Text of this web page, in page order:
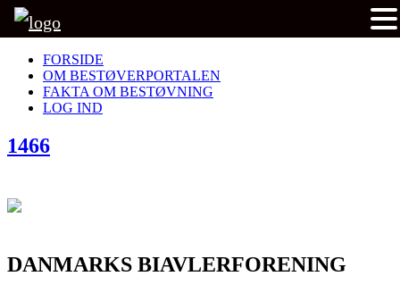
FORSIDE
OM BESTØVERPORTALEN
FAKTA OM BESTØVNING
LOG IND
1466
DANMARKS BIAVLERFORENING